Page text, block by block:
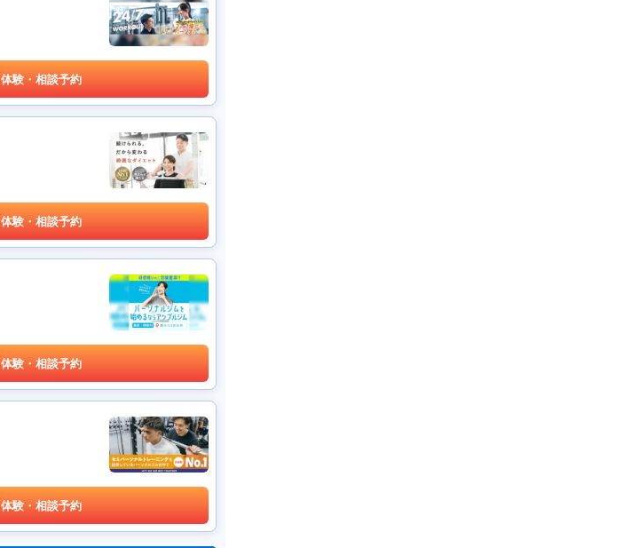
体験・相談予約
体験・相談予約
体験・相談予約
体験・相談予約